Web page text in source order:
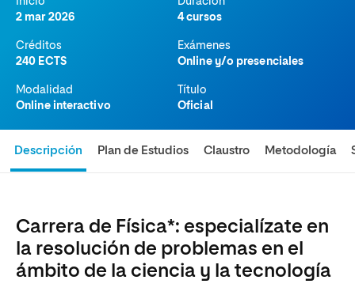
2 mar 2026
4 cursos
Créditos
240 ECTS
Exámenes
Online y/o presenciales
Modalidad
Online interactivo
Título
Oficial
Descripción Plan de Estudios Claustro Metodología
Carrera de Física*: especialízate en
la resolución de problemas en el
ámbito de la ciencia y la tecnología